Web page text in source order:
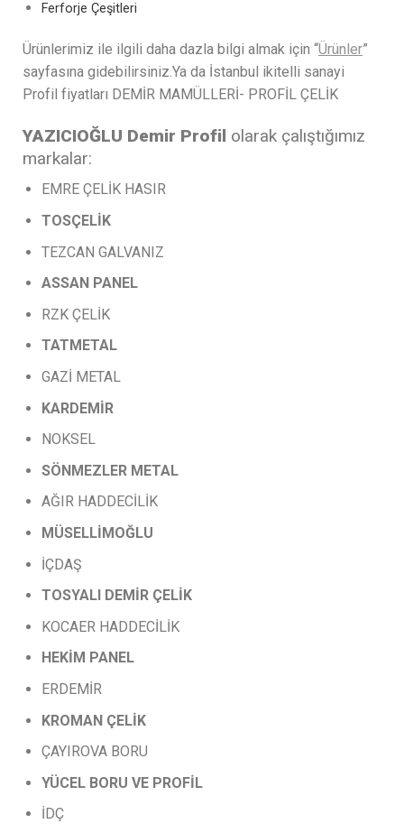
Ferforje Çeşitleri
Ürünlerimiz ile ilgili daha dazla bilgi almak için “Ürünler”
sayfasına gidebilirsiniz.Ya da İstanbul ikitelli sanayi
Profil fiyatları DEMİR MAMÜLLERİ- PROFİL ÇELİK
YAZICIOĞLU Demir Profil olarak çalıştığımız
markalar:
EMRE ÇELİK HASIR
TOSÇELİK
TEZCAN GALVANIZ
ASSAN PANEL
RZK ÇELİK
TATMETAL
GAZİ METAL
KARDEMİR
NOKSEL
SÖNMEZLER METAL
AĞIR HADDECİLİK
MÜSELLİMOĞLU
İÇDAŞ
TOSYALI DEMİR ÇELİK
KOCAER HADDECİLİK
HEKİM PANEL
ERDEMİR
KROMAN ÇELİK
ÇAYIROVA BORU
YÜCEL BORU VE PROFİL
İDÇ